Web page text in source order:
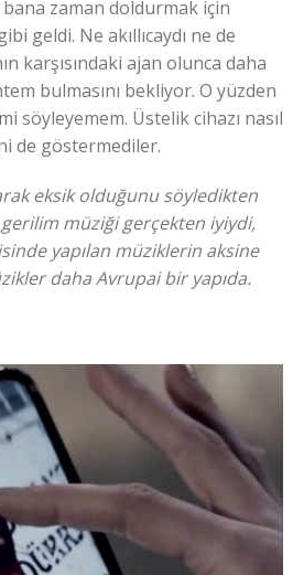
zaman doldurmak için
geldi. Ne akıllıcaydı ne de
karşısındaki ajan olunca daha
bulmasını bekliyor. O yüzden
söyleyemem. Üstelik cihazı nasıl
de göstermediler.
eksik olduğunu söyledikten
müziği gerçekten iyiydi,
yapılan müziklerin aksine
daha Avrupai bir yapıda.